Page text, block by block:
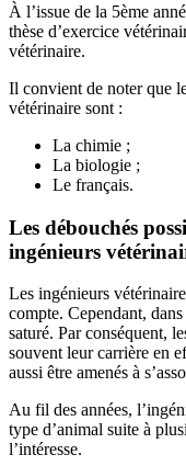
À l’issue de la 5ème
thèse d’exercice
vétérinaire.
Il convient de noter que
vétérinaire sont :
La chimie ;
La biologie ;
Le français.
Les débouchés
ingénieurs
Les ingénieurs
compte. Cependant,
saturé. Par conséquent,
souvent leur carrière en
aussi être amenés à
Au fil des années,
type d’animal suite à
l’intéresse.